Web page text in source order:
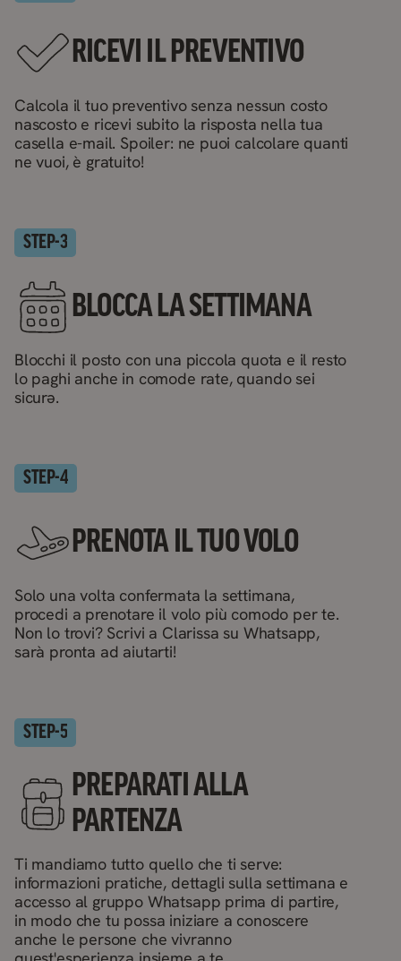
RICEVI IL PREVENTIVO
Calcola il tuo preventivo senza nessun costo
nascosto e ricevi subito la risposta nella tua
casella e-mail. Spoiler: ne puoi calcolare quanti
ne vuoi, è gratuito!
STEP-3
BLOCCA LA SETTIMANA
Blocchi il posto con una piccola quota e il resto
lo paghi anche in comode rate, quando sei
sicurə.
STEP-4
PRENOTA IL TUO VOLO
Solo una volta confermata la settimana,
procedi a prenotare il volo più comodo per te.
Non lo trovi? Scrivi a Clarissa su Whatsapp,
sarà pronta ad aiutarti!
STEP-5
PREPARATI ALLA
PARTENZA
Ti mandiamo tutto quello che ti serve:
informazioni pratiche, dettagli sulla settimana e
accesso al gruppo Whatsapp prima di partire,
in modo che tu possa iniziare a conoscere
anche le persone che vivranno